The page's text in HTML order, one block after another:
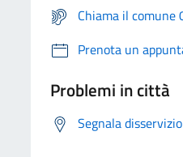
Chiama il comune
Prenota un
Problemi in città
Segnala disservizio